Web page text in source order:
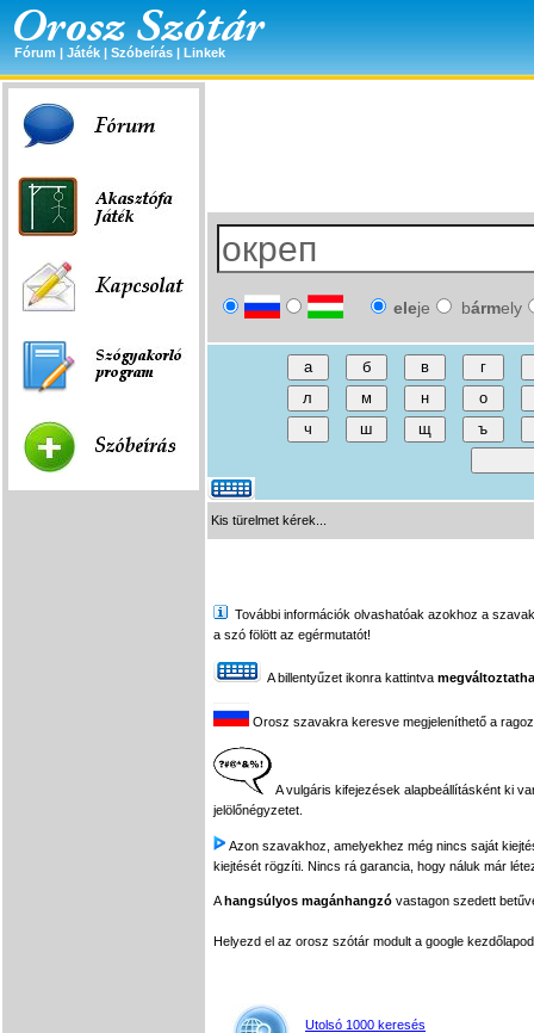
Fórum | Játék | Szóbeírás | Linkek
eleje bármely
Kis türelmet kérek...
További információk olvashatóak azokhoz a
a szó fölött az egérmutatót!
A billentyűzet ikonra kattintva
Orosz szavakra keresve megjeleníthető a
A vulgáris kifejezések alapbeállításként ki
jelölőnégyzetet.
Azon szavakhoz, amelyekhez még nincs saját
kiejtését rögzíti. Nincs rá garancia, hogy náluk már
Ahangsúlyos magánhangzó vastagon szedett
Helyezd el az orosz szótár modult a google
Utolsó 1000 keresés